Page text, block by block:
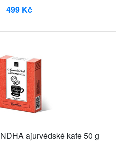
499 Kč
ajurvédské kafe 50 g